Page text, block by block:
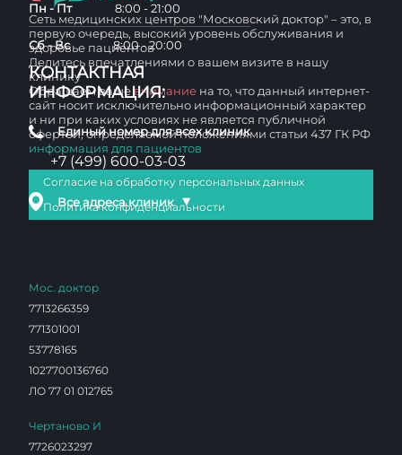
Пн - Пт 8:00 - 21:00
Сб - Вс 8:00 - 20:00
КОНТАКТНАЯ
ИНФОРМАЦИЯ:
Единый номер для всех клиник
+7 (499) 600-03-03
Все адреса клиник ▼
Сеть медицинских центров "Московский доктор" – это, в
первую очередь, высокий уровень обслуживания и
здоровье пациентов
Делитесь впечатлениями о вашем визите в нашу
клинику
Обращаем вашевнимание на то, что данный интернет-
сайт носит исключительно информационный характер
и ни при каких условиях не является публичной
офертой, определяемой положениями статьи 437 ГК РФ
информация для пациентов
Согласие на обработку персональных данных
Политика конфиденциальности
Мос. доктор
7713266359
771301001
53778165
1027700136760
ЛО 77 01 012765
Чертаново И
7726023297